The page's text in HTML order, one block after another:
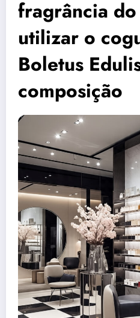
fragrância
utilizar o
Boletus
composição